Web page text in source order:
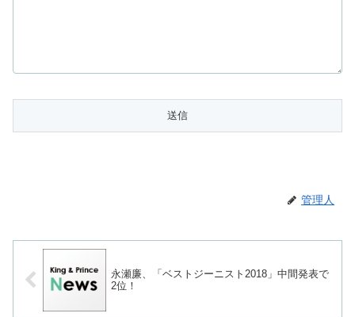
管理人
永瀬廉、「ベストジーニスト2018」中間発表で
2位！